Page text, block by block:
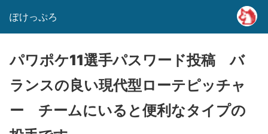
ぽけっぷろ
パワポケ11選手パスワード投稿 バ
ランスの良い現代型ローテピッチャ
ー チームにいると便利なタイプの